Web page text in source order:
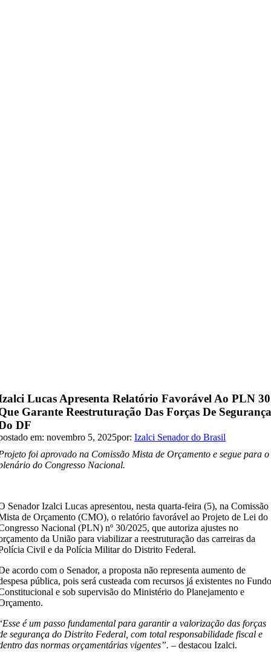
Lucas Apresenta Relatório Favorável Ao PLN 30
Garante Reestruturação Das Forças De
DF
em: novembro 5, 2025por:Izalci Senador do Brasil
foi aprovado na Comissão Mista de Orçamento e segue para o
do Congresso Nacional.
Senador Izalci Lucas apresentou, nesta quarta-feira (5), na Comissão
de Orçamento (CMO), o relatório favorável ao Projeto de Lei do
Nacional (PLN) nº 30/2025, que autoriza ajustes no
da União para viabilizar a reestruturação das carreiras da
Civil e da Polícia Militar do Distrito Federal.
acordo com o Senador, a proposta não representa aumento de
pública, pois será custeada com recursos já existentes no
e sob supervisão do Ministério do Planejamento e
Esse é um passo fundamental para garantir a valorização das forças
segurança do Distrito Federal, com total responsabilidade fiscal e
das normas orçamentárias vigentes”. – destacou Izalci.